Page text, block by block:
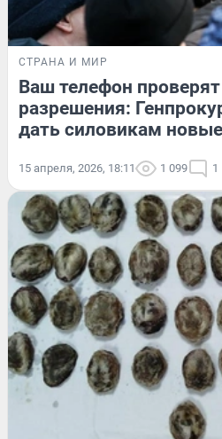
СТРАНА И МИР
Ваш телефон
разрешения:
дать силовикам
15 апреля, 2026, 18:11 1 099 1